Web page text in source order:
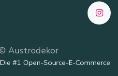
Austrodekor
#1 Open-Source-E-Commerce